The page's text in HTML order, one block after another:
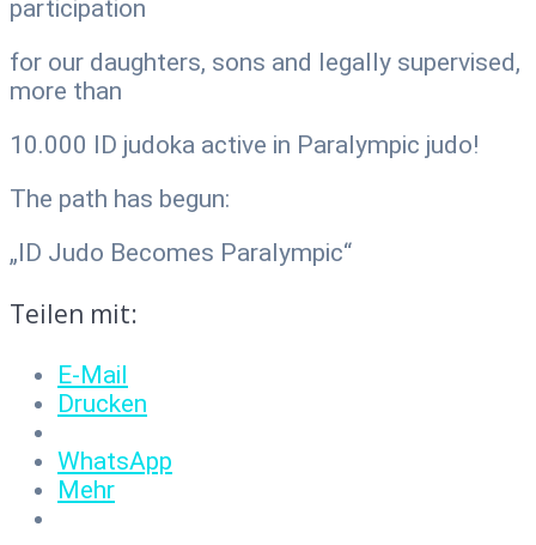
participation
for our daughters, sons and legally supervised,
more than
10.000 ID judoka active in Paralympic judo!
The path has begun:
„ID Judo Becomes Paralympic“
Teilen mit:
E-Mail
Drucken
WhatsApp
Mehr